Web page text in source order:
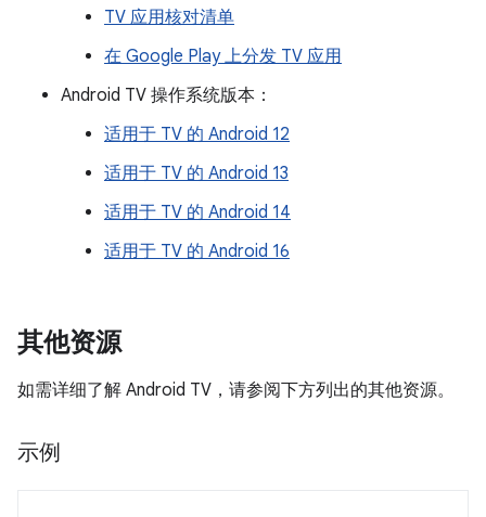
TV 应用核对清单
在 Google Play 上分发 TV 应用
Android TV 操作系统版本：
适用于 TV 的 Android 12
适用于 TV 的 Android 13
适用于 TV 的 Android 14
适用于 TV 的 Android 16
其他资源
如需详细了解 Android TV，请参阅下方列出的其他资源。
示例